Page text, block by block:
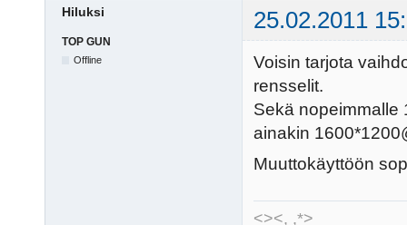
Hiluksi 25.02.2011
TOP GUN
Offline
Voisin tarjota
rensselit.
Sekä nopeimmalle
ainakin
Muuttokäyttöön
<><, ,*>